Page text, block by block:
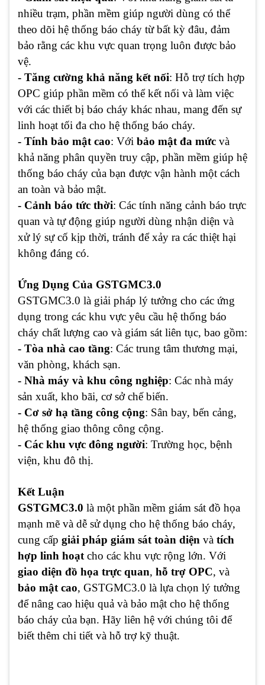
nhiều trạm, phần mềm giúp người dùng có thể
theo dõi hệ thống báo cháy từ bất kỳ đâu, đảm
bảo rằng các khu vực quan trọng luôn được bảo
vệ.
- Tăng cường khả năng kết nối: Hỗ trợ tích hợp
OPC giúp phần mềm có thể kết nối và làm việc
với các thiết bị báo cháy khác nhau, mang đến sự
linh hoạt tối đa cho hệ thống báo cháy.
- Tính bảo mật cao: Với bảo mật đa mức và
khả năng phân quyền truy cập, phần mềm giúp hệ
thống báo cháy của bạn được vận hành một cách
an toàn và bảo mật.
- Cảnh báo tức thời: Các tính năng cảnh báo trực
quan và tự động giúp người dùng nhận diện và
xử lý sự cố kịp thời, tránh để xảy ra các thiệt hại
không đáng có.
Ứng Dụng Của GSTGMC3.0
GSTGMC3.0 là giải pháp lý tưởng cho các ứng
dụng trong các khu vực yêu cầu hệ thống báo
cháy chất lượng cao và giám sát liên tục, bao gồm:
- Tòa nhà cao tầng: Các trung tâm thương mại,
văn phòng, khách sạn.
- Nhà máy và khu công nghiệp: Các nhà máy
sản xuất, kho bãi, cơ sở chế biến.
- Cơ sở hạ tầng công cộng: Sân bay, bến cảng,
hệ thống giao thông công cộng.
- Các khu vực đông người: Trường học, bệnh
viện, khu đô thị.
Kết Luận
GSTGMC3.0 là một phần mềm giám sát đồ họa
mạnh mẽ và dễ sử dụng cho hệ thống báo cháy,
cung cấp giải pháp giám sát toàn diện và tích
hợp linh hoạt cho các khu vực rộng lớn. Với
giao diện đồ họa trực quan, hỗ trợ OPC, và
bảo mật cao, GSTGMC3.0 là lựa chọn lý tưởng
để nâng cao hiệu quả và bảo mật cho hệ thống
báo cháy của bạn. Hãy liên hệ với chúng tôi để
biết thêm chi tiết và hỗ trợ kỹ thuật.